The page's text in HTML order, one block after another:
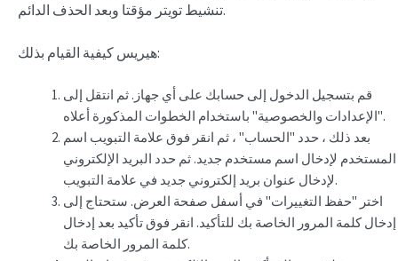
تنشيط تويتر مؤقتا وبعد الحذف الدائم.
هيريس كيفية القيام بذلك:
قم بتسجيل الدخول إلى حسابك على أي جهاز. ثم انتقل إلى
"الإعدادات والخصوصية" باستخدام الخطوات المذكورة أعلاه.
بعد ذلك ، حدد "الحساب" ، ثم انقر فوق علامة التبويب اسم
المستخدم لإدخال اسم مستخدم جديد. ثم حدد البريد الإلكتروني
لإدخال عنوان بريد إلكتروني جديد في علامة التبويب.
اختر "حفظ التغييرات" في أسفل صفحة العرض. ستحتاج إلى
إدخال كلمة المرور الخاصة بك للتأكيد. انقر فوق تأكيد بعد إدخال
كلمة المرور الخاصة بك.